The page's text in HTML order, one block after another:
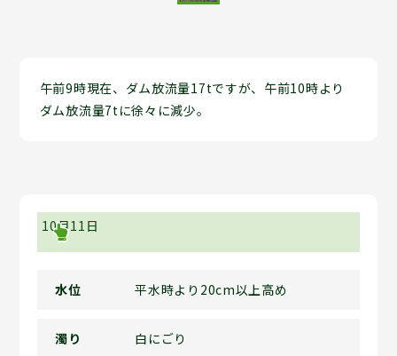
午前9時現在、ダム放流量17tですが、午前10時より
ダム放流量7tに徐々に減少。
10月11日
水位 平水時より20cm以上高め
濁り 白にごり